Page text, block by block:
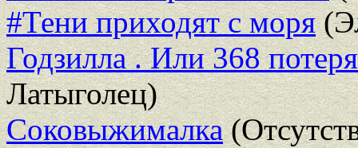
#Тени приходят с моря
Годзилла . Или 368
Латыголец)
Соковыжималка